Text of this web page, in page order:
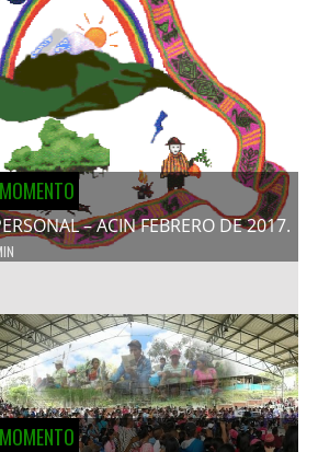
– ACIN FEBRERO DE 2017.